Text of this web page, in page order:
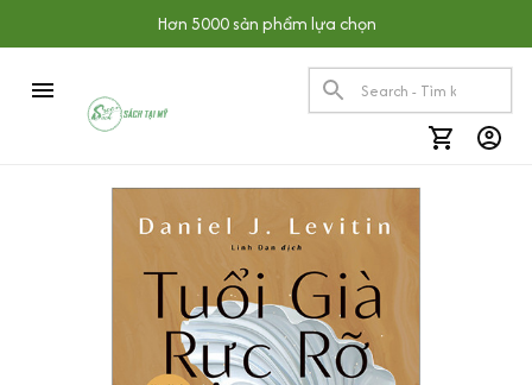
Hơn 5000 sản phẩm lựa chọn